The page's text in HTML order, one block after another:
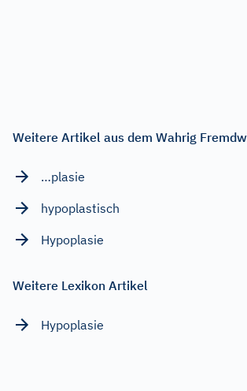
Weitere Artikel aus dem Wahrig
…plasie
hypoplastisch
Hypoplasie
Weitere Lexikon Artikel
Hypoplasie